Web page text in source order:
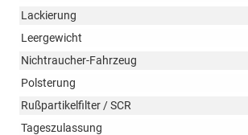
Lackierung
Leergewicht
Nichtraucher-Fahrzeug
Polsterung
Rußpartikelfilter / SCR
Tageszulassung